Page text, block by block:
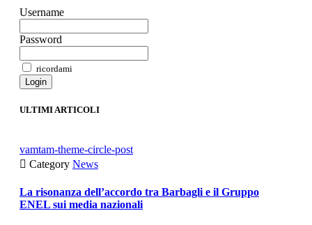
Username
Password
ricordami
Login
ULTIMI ARTICOLI
vamtam-theme-circle-post
 Category News
La risonanza dell’accordo tra Barbagli e il Gruppo
ENEL sui media nazionali